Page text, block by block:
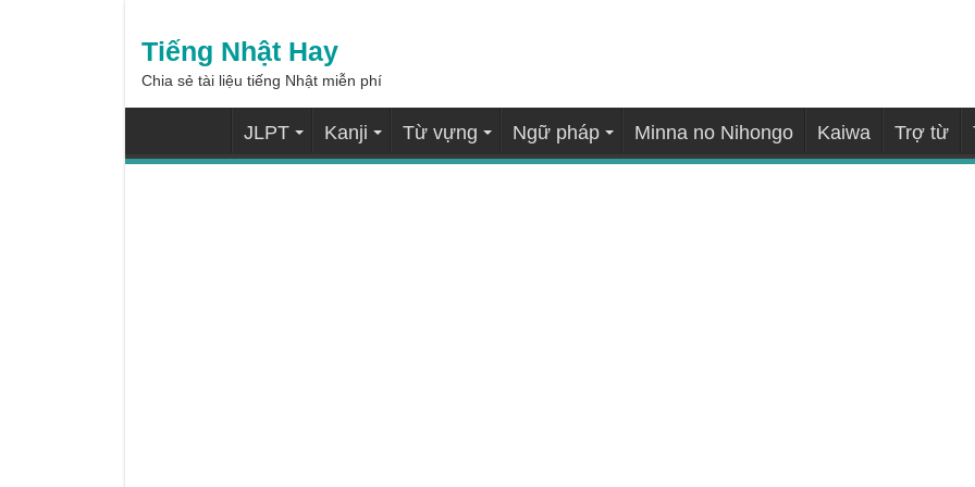
Tiếng Nhật Hay
Chia sẻ tài liệu tiếng Nhật miễn phí
JLPT Kanji Từ vựng Ngữ pháp Minna no Nihongo Kaiwa Trợ từ